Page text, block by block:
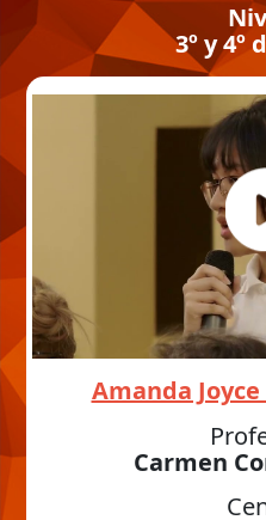
3º y 4º
Amanda
Carmen